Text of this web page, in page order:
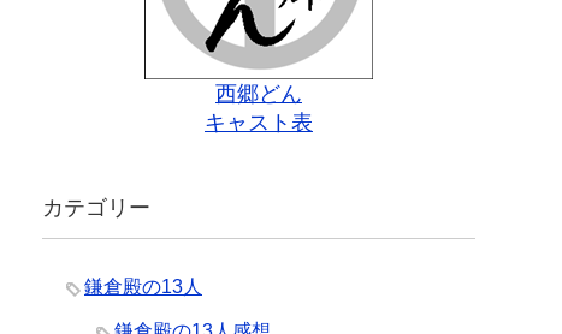
西郷どん
キャスト表
カテゴリー
鎌倉殿の13人